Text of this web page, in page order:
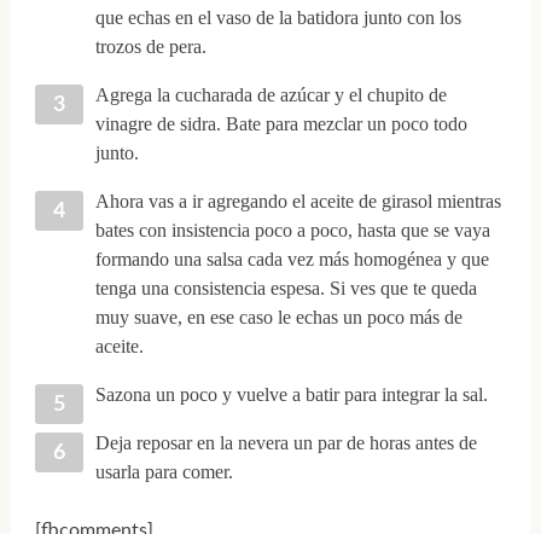
que echas en el vaso de la batidora junto con los
trozos de pera.
Agrega la cucharada de azúcar y el chupito de
vinagre de sidra. Bate para mezclar un poco todo
junto.
Ahora vas a ir agregando el aceite de girasol mientras
bates con insistencia poco a poco, hasta que se vaya
formando una salsa cada vez más homogénea y que
tenga una consistencia espesa. Si ves que te queda
muy suave, en ese caso le echas un poco más de
aceite.
Sazona un poco y vuelve a batir para integrar la sal.
Deja reposar en la nevera un par de horas antes de
usarla para comer.
[fbcomments]